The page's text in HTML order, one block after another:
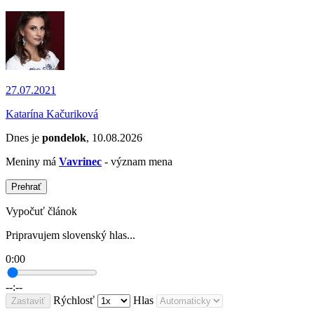
27.07.2021
Katarína Kačuriková
Dnes je pondelok, 10.08.2026
Meniny má Vavrinec - význam mena
Prehrať
Vypočuť článok
Pripravujem slovenský hlas...
0:00
--:--
Zastaviť Rýchlosť Hlas